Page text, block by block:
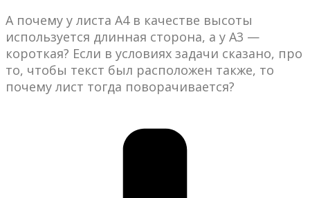
А почему у листа А4 в качестве высоты
используется длинная сторона, а у А3 —
короткая? Если в условиях задачи сказано, про
то, чтобы текст был расположен также, то
почему лист тогда поворачивается?